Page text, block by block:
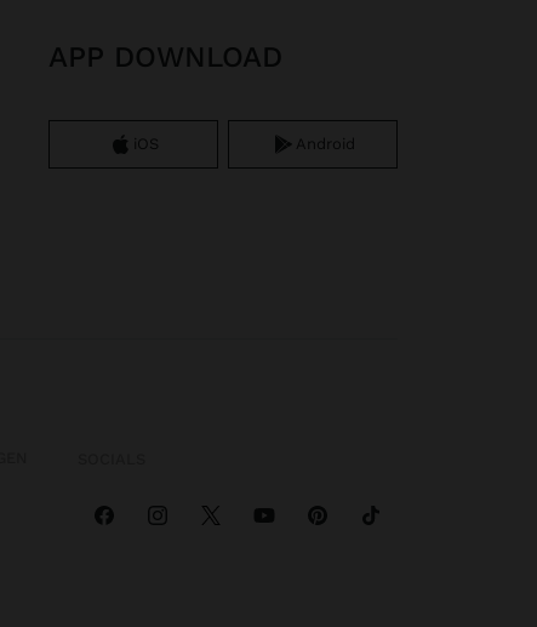
APP DOWNLOAD
iOS Android